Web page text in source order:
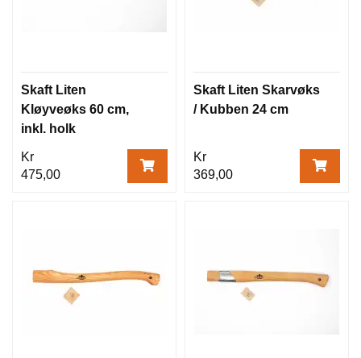
Skaft Liten
Kløyveøks 60 cm,
inkl. holk
Kr
475,00
Skaft Liten Skarvøks
/ Kubben 24 cm
Kr
369,00